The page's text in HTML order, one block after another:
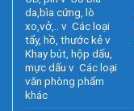
da,bìa cứng, lò
xo,vở,.. v Các loại
tẩy, hồ, thước kẻ v
Khay bút, hộp dấu,
mực dấu v Các loại
văn phòng phẩm
khác